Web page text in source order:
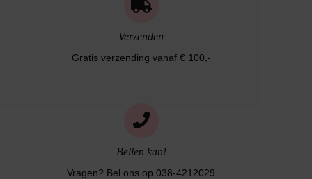
Verzenden
Gratis verzending vanaf € 100,-
Bellen kan!
Vragen? Bel ons op 038-4212029